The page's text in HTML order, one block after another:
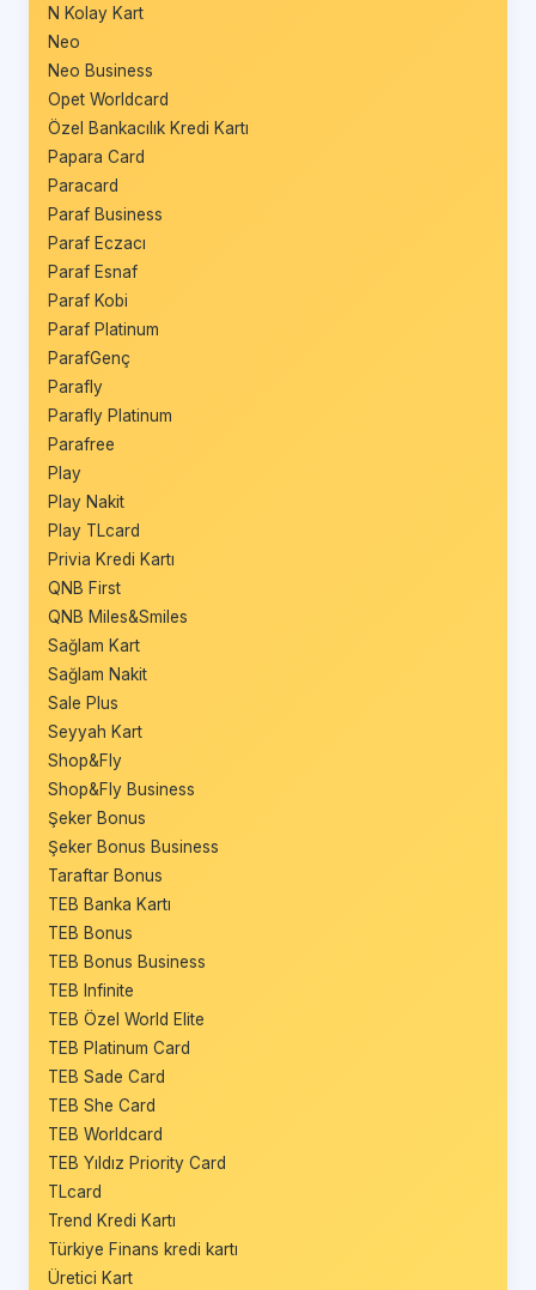
N Kolay Kart
Neo
Neo Business
Opet Worldcard
Özel Bankacılık Kredi Kartı
Papara Card
Paracard
Paraf Business
Paraf Eczacı
Paraf Esnaf
Paraf Kobi
Paraf Platinum
ParafGenç
Parafly
Parafly Platinum
Parafree
Play
Play Nakit
Play TLcard
Privia Kredi Kartı
QNB First
QNB Miles&Smiles
Sağlam Kart
Sağlam Nakit
Sale Plus
Seyyah Kart
Shop&Fly
Shop&Fly Business
Şeker Bonus
Şeker Bonus Business
Taraftar Bonus
TEB Banka Kartı
TEB Bonus
TEB Bonus Business
TEB Infinite
TEB Özel World Elite
TEB Platinum Card
TEB Sade Card
TEB She Card
TEB Worldcard
TEB Yıldız Priority Card
TLcard
Trend Kredi Kartı
Türkiye Finans kredi kartı
Üretici Kart